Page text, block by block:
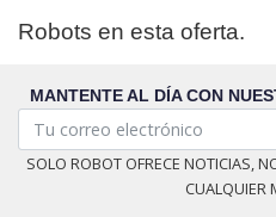
Robots en esta oferta.
MANTENTE AL DÍA CON
SOLO ROBOT OFRECE NOTICIAS,
CUALQUIER